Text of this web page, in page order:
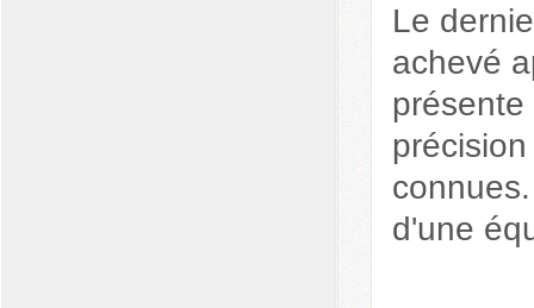
Le
achevé
présente
d'une